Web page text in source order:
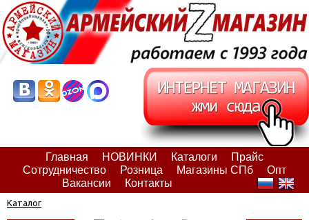
Главная НОВИНКИ Каталоги
Прайс
Сотрудничество
Розница Магазины СПб
Опт
Вакансии
Контакты
Каталог